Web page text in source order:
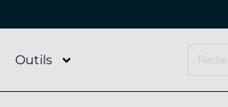
Outils